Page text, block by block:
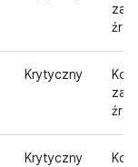
Krytyczny
Krytyczny